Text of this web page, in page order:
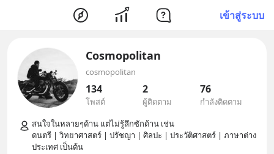
เข้าสู่ระบบ
Cosmopolitan
cosmopolitan
134
โพสต์
2
ผู้ติดตาม
76
กำลังติดตาม
สนใจในหลายๆด้าน แต่ไม่รู้ลึกซักด้าน เช่น
ดนตรี | วิทยาศาสตร์ | ปรัชญา | ศิลปะ | ประวัติศาสตร์ | ภาษาต่าง